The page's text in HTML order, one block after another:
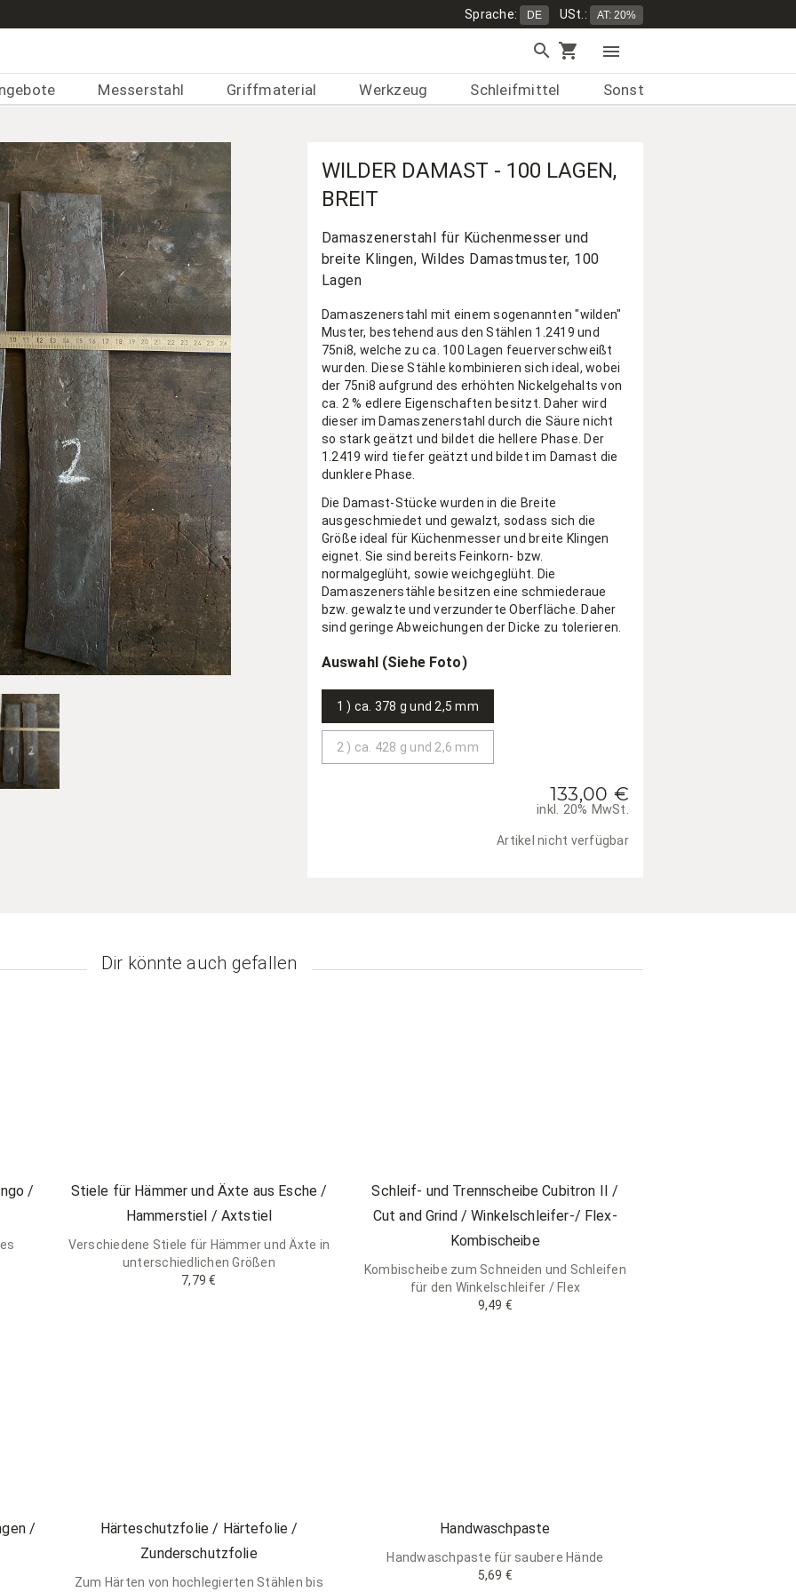
Sprache: DE USt.: AT: 20%
search shopping_cart menu
Messerstahl Griffmaterial Werkzeug Schleifmittel Sonstiges
WILDER DAMAST - 100 LAGEN,
BREIT
Damaszenerstahl für Küchenmesser und
breite Klingen, Wildes Damastmuster, 100
Lagen
Damaszenerstahl mit einem sogenannten "wilden"
Muster, bestehend aus den Stählen 1.2419 und
75ni8, welche zu ca. 100 Lagen feuerverschweißt
wurden. Diese Stähle kombinieren sich ideal, wobei
der 75ni8 aufgrund des erhöhten Nickelgehalts von
ca. 2 % edlere Eigenschaften besitzt. Daher wird
dieser im Damaszenerstahl durch die Säure nicht
so stark geätzt und bildet die hellere Phase. Der
1.2419 wird tiefer geätzt und bildet im Damast die
dunklere Phase.
Die Damast-Stücke wurden in die Breite
ausgeschmiedet und gewalzt, sodass sich die
Größe ideal für Küchenmesser und breite Klingen
eignet. Sie sind bereits Feinkorn- bzw.
normalgeglüht, sowie weichgeglüht. Die
Damaszenerstähle besitzen eine schmiederaue
bzw. gewalzte und verzunderte Oberfläche. Daher
sind geringe Abweichungen der Dicke zu tolerieren.
Auswahl (Siehe Foto)
1 ) ca. 378 g und 2,5 mm
2 ) ca. 428 g und 2,6 mm
133,00 €
inkl. 20% MwSt.
Artikel nicht verfügbar
Dir könnte auch gefallen
/
Stiele für Hämmer und Äxte aus Esche /
Hammerstiel / Axtstiel
Verschiedene Stiele für Hämmer und Äxte in
unterschiedlichen Größen
7,79 €
Schleif- und Trennscheibe Cubitron II /
Cut and Grind / Winkelschleifer-/ Flex-
Kombischeibe
Kombischeibe zum Schneiden und Schleifen
für den Winkelschleifer / Flex
9,49 €
/
Härteschutzfolie / Härtefolie /
Zunderschutzfolie
Zum Härten von hochlegierten Stählen bis
Handwaschpaste
Handwaschpaste für saubere Hände
5,69 €